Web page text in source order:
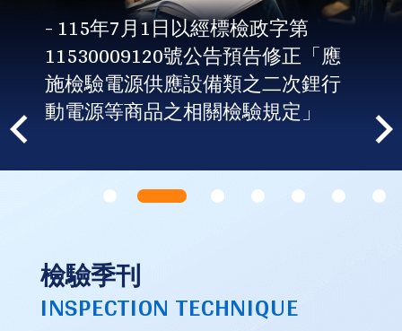
- 115年7月1日以經標檢政字第
11530009120號公告預告修正「應
施檢驗電源供應設備類之二次鋰行
動電源等商品之相關檢驗規定」
檢驗季刊
INSPECTION TECHNIQUE